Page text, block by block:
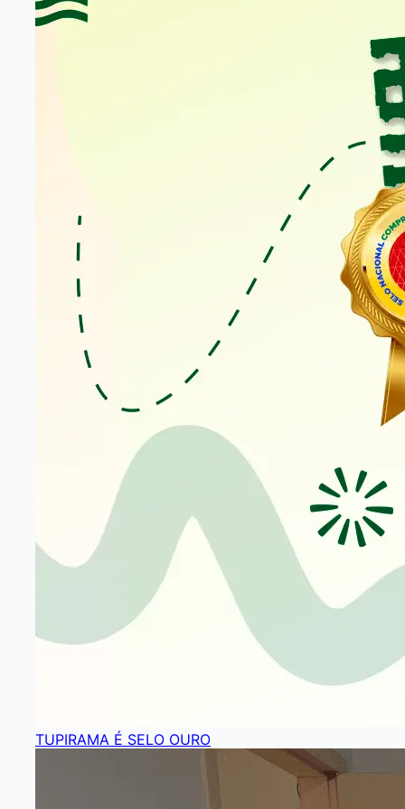
TUPIRAMA É SELO OURO